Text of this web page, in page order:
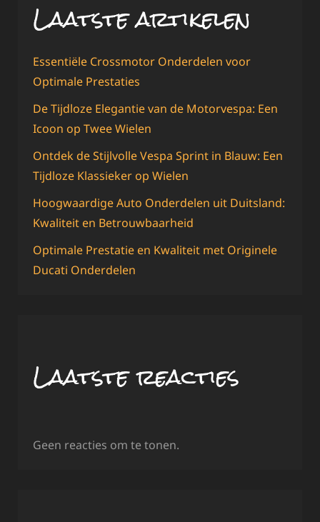
Laatste artikelen
Essentiële Crossmotor Onderdelen voor
Optimale Prestaties
De Tijdloze Elegantie van de Motorvespa: Een
Icoon op Twee Wielen
Ontdek de Stijlvolle Vespa Sprint in Blauw: Een
Tijdloze Klassieker op Wielen
Hoogwaardige Auto Onderdelen uit Duitsland:
Kwaliteit en Betrouwbaarheid
Optimale Prestatie en Kwaliteit met Originele
Ducati Onderdelen
Laatste reacties
Geen reacties om te tonen.